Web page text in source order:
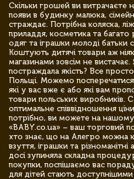
Скільки грошей ви витрачаєте
появи в будинку малюка,
страждає. Потрібна коляска,
приладдя, косметика та багато
одяг та іграшки молоді
Коштують дитячі товари аж
магазинами зовсім не
постраждала якість? Все
Польщі. Можемо
які у вас вже є або які вам
товари польських виробників.
оптимальне співвідношення
потрібно, ви можете на нашому
«BABY.co.ua» – ваш торговий
хто знає, що на Алегро можна
взуття, іграшки та
досі зупиняла складна
покупки, поспішаємо вас
для дітей стають доступнішими